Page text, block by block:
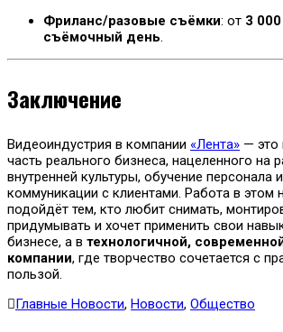
Фриланс/разовые съёмки: от 3
съёмочный день.
Заключение
Видеоиндустрия в компании «Лента» — это
часть реального бизнеса, нацеленного на
внутренней культуры, обучение персонала
коммуникации с клиентами. Работа в этом
подойдёт тем, кто любит снимать,
придумывать и хочет применить свои
бизнесе, а в технологичной,
компании, где творчество сочетается с
пользой.
Главные Новости, Новости, Общество